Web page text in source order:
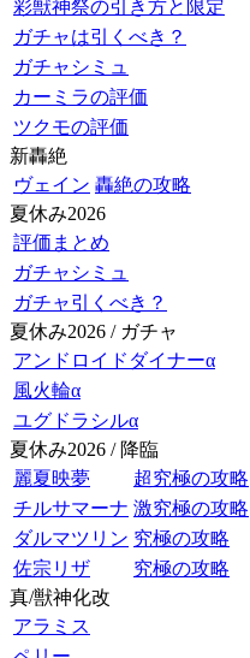
彩獣神祭の引き方と限定
ガチャは引くべき？
ガチャシミュ
カーミラの評価
ツクモの評価
新轟絶
ヴェイン 轟絶の攻略
夏休み2026
評価まとめ
ガチャシミュ
ガチャ引くべき？
夏休み2026 / ガチャ
アンドロイドダイナーα
風火輪α
ユグドラシルα
夏休み2026 / 降臨
麗夏映夢
超究極の攻略
チルサマーナ 激究極の攻略
ダルマツリン 究極の攻略
佐宗リザ
究極の攻略
真/獣神化改
アラミス